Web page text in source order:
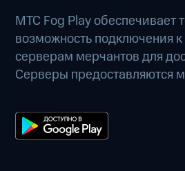
МТС Fog Play обеспечивает
возможность подключения
серверам мерчантов для
Серверы предоставляются